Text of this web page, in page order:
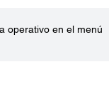
operativo en el menú